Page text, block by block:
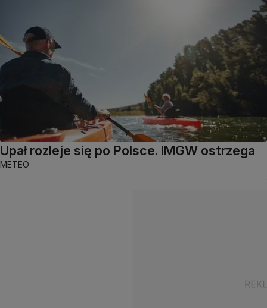
Upał rozleje się po Polsce. IMGW ostrzega
METEO